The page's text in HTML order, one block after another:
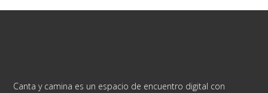
Canta y camina es un espacio de encuentro digital con